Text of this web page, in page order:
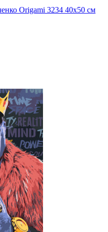
Origami 3234 40x50 см